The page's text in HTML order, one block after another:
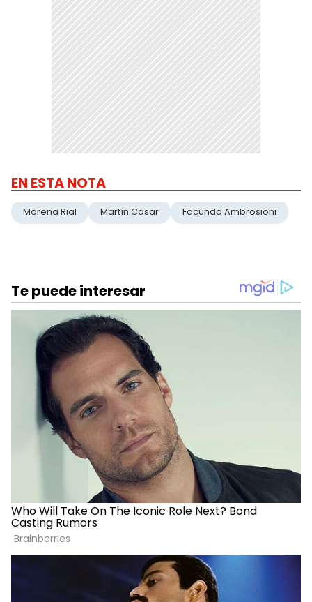
EN ESTA NOTA
Morena Rial Martín Casar Facundo Ambrosioni